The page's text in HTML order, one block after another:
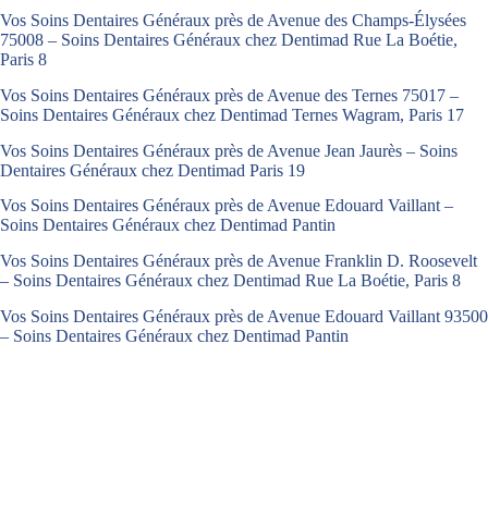
Vos Soins Dentaires Généraux près de Avenue des Champs-Élysées
75008 – Soins Dentaires Généraux chez Dentimad Rue La Boétie,
Paris 8
Vos Soins Dentaires Généraux près de Avenue des Ternes 75017 –
Soins Dentaires Généraux chez Dentimad Ternes Wagram, Paris 17
Vos Soins Dentaires Généraux près de Avenue Jean Jaurès – Soins
Dentaires Généraux chez Dentimad Paris 19
Vos Soins Dentaires Généraux près de Avenue Edouard Vaillant –
Soins Dentaires Généraux chez Dentimad Pantin
Vos Soins Dentaires Généraux près de Avenue Franklin D. Roosevelt
– Soins Dentaires Généraux chez Dentimad Rue La Boétie, Paris 8
Vos Soins Dentaires Généraux près de Avenue Edouard Vaillant 93500
– Soins Dentaires Généraux chez Dentimad Pantin